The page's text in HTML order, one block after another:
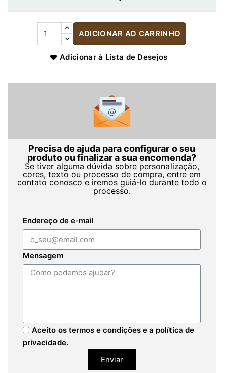
ADICIONAR AO CARRINHO
Adicionar à Lista de Desejos
Precisa de ajuda para configurar o seu
produto ou finalizar a sua encomenda?
Se tiver alguma dúvida sobre personalização,
cores, texto ou processo de compra, entre em
contato conosco e iremos guiá-lo durante todo o
processo.
Endereço de e-mail
Mensagem
Aceito os termos e condições e a política de
privacidade.
Enviar